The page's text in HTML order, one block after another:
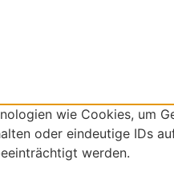
wie Cookies, um
oder eindeutige IDs
werden.